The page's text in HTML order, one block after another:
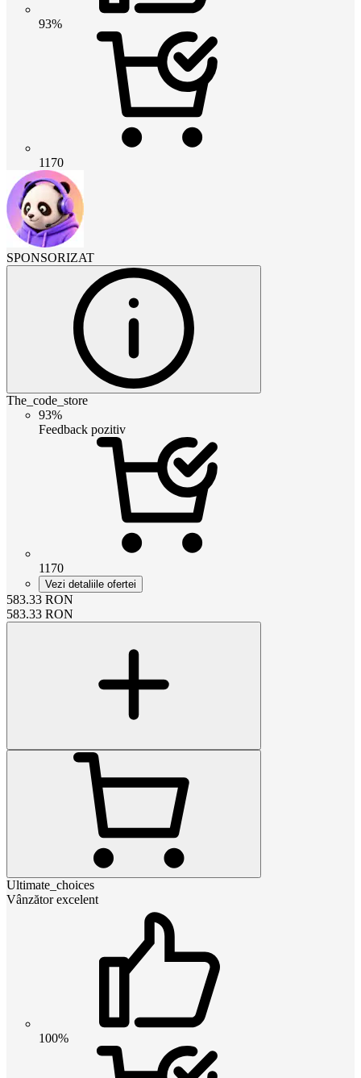
93%
1170
SPONSORIZAT
The_code_store
93%
Feedback pozitiv
1170
Vezi detaliile ofertei
583.33 RON
583.33 RON
Ultimate_choices
Vânzător excelent
100%